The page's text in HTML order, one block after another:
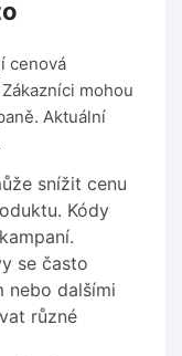
cenová
mohou
Aktuální
snížit cenu
Kódy
se často
nebo dalšími
různé